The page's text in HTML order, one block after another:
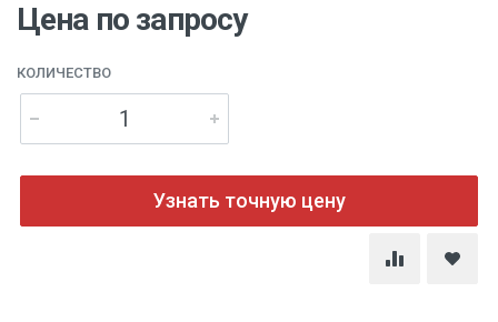
Цена по запросу
КОЛИЧЕСТВО
Узнать точную цену